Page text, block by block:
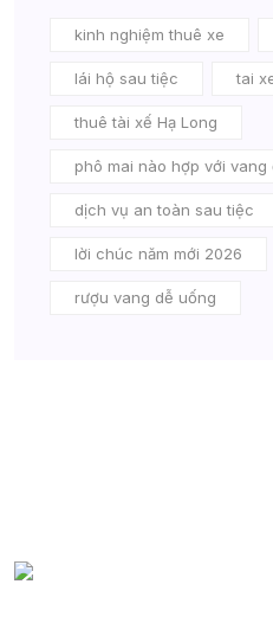
kinh nghiệm thuê xe
lái hộ sau tiệc tai
thuê tài xế Hạ Long
phô mai nào hợp với vang
dịch vụ an toàn sau tiệc
lời chúc năm mới 2026
rượu vang dễ uống